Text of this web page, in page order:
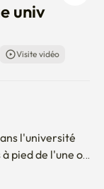
univ
Visite vidéo
l'université
pied de l'une ou